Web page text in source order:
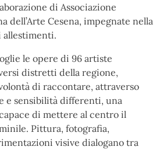
di Associazione
dell’Arte Cesena, impegnate nella
allestimenti.
le opere di 96 artiste
distretti della regione,
di raccontare, attraverso
e sensibilità differenti, una
di mettere al centro il
Pittura, fotografia,
visive dialogano tra